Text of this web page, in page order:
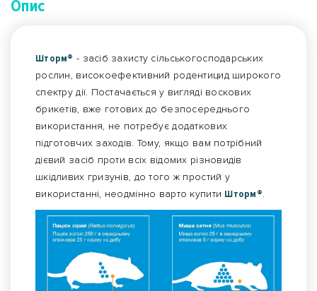
Опис
Шторм® - засіб захисту сільськогосподарських
рослин, високоефективний родентицид широкого
спектру дії. Постачається у вигляді воскових
брикетів, вже готових до безпосереднього
використання, не потребує додаткових
підготовчих заходів. Тому, якщо вам потрібний
дієвий засіб проти всіх відомих різновидів
шкідливих гризунів, до того ж простий у
використанні, неодмінно варто купити Шторм®.